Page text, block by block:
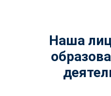
Наша
Vkontakte